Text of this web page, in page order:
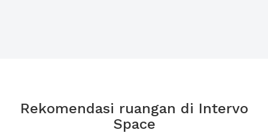
Rekomendasi ruangan di Intervo
Space